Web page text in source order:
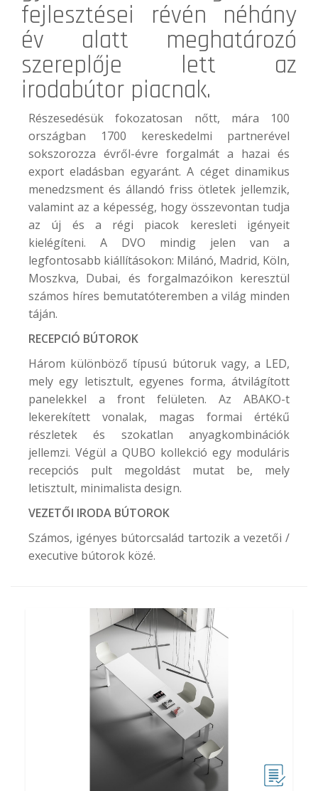
fejlesztései révén néhány
év alatt meghatározó
szereplője lett az
irodabútor piacnak.
Részesedésük fokozatosan nőtt, mára 100
országban 1700 kereskedelmi partnerével
sokszorozza évről-évre forgalmát a hazai és
export eladásban egyaránt. A céget dinamikus
menedzsment és állandó friss ötletek jellemzik,
valamint az a képesség, hogy összevontan tudja
az új és a régi piacok keresleti igényeit
kielégíteni. A DVO mindig jelen van a
legfontosabb kiállításokon: Milánó, Madrid, Köln,
Moszkva, Dubai, és forgalmazóikon keresztül
számos híres bemutatóteremben a világ minden
táján.
RECEPCIÓ BÚTOROK
Három különböző típusú bútoruk vagy, a LED,
mely egy letisztult, egyenes forma, átvilágított
panelekkel a front felületen. Az ABAKO-t
lekerekített vonalak, magas formai értékű
részletek és szokatlan anyagkombinációk
jellemzi. Végül a QUBO kollekció egy moduláris
recepciós pult megoldást mutat be, mely
letisztult, minimalista design.
VEZETŐI IRODA BÚTOROK
Számos, igényes bútorcsalád tartozik a vezetői /
executive bútorok közé.